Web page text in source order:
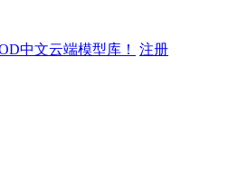
中文云端模型库！ 注册